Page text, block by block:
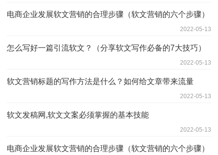
电商企业发展软文营销的合理步骤（软文营销的六个步骤）
2022-05-13
怎么写好一篇引流软文？（分享软文写作必备的7大技巧）
2022-05-13
软文营销标题的写作方法是什么？如何给文章带来流量
2022-05-13
软文发稿网,软文文案必须掌握的基本技能
2022-05-13
电商企业发展软文营销的合理步骤（软文营销的六个步骤）